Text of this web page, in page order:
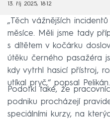
13. říj 2025, 18:12
„Těch vážnějších
měsíce. Měli jsme tady
s dítětem v kočárku
útěku černého pasažéra
kdy vytrhl hasicí přístroj,
utíkal pryč,“ popsal Pelikán.
Podotkl také, že
podniku procházejí
speciálními kurzy, na